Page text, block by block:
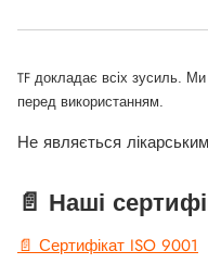
TF докладає всіх зусиль.
перед використанням.
Не являється
📄 Наші
📄 Сертифікат ISO 9001